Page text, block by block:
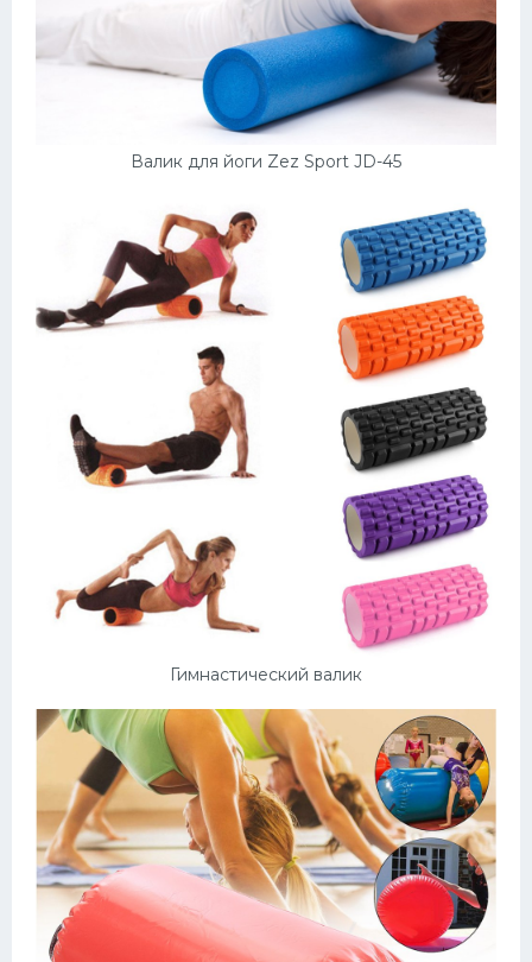
Валик для йоги Zez Sport JD-45
Гимнастический валик